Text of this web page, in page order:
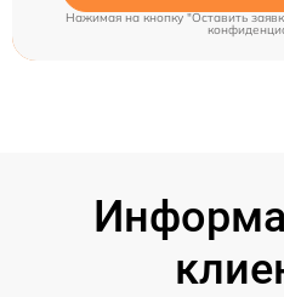
Нажимая на кнопку "Оставить